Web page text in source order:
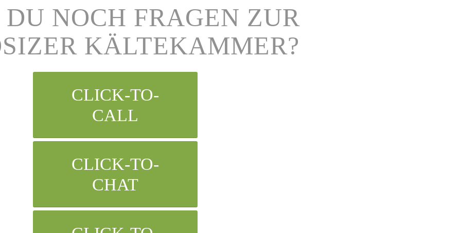
NOCH FRAGEN ZUR
KÄLTEKAMMER?
CLICK-TO-
CALL
CLICK-TO-
CHAT